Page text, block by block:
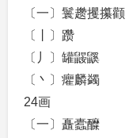
〔一〕鬟趱攫攥颧
〔丨〕躜
〔丿〕罐鼹鼷
〔丶〕癯麟蠲
24画
〔一〕矗蠹醾